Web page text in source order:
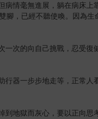
病情毫無進展，躺在病床上
，已經不聽使喚。因為生
一次的向自己挑戰，忍受復
行器一步步地走等，正常人
到地獄而灰心，要以正向思